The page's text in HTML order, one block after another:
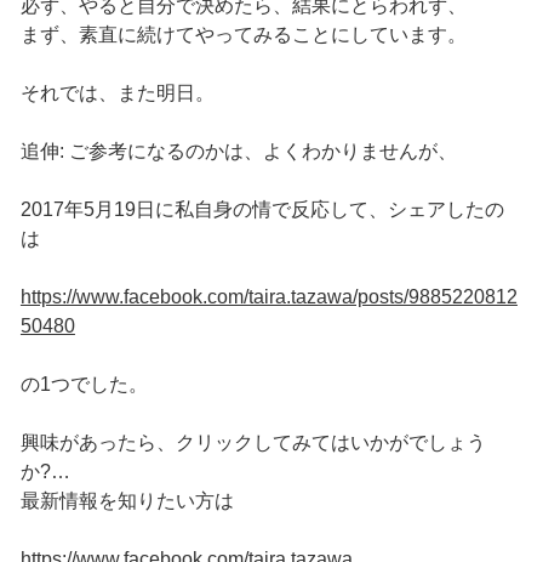
必ず、やると自分で決めたら、結果にとらわれず、
まず、素直に続けてやってみることにしています。
それでは、また明日。
追伸: ご参考になるのかは、よくわかりませんが、
2017年5月19日に私自身の情で反応して、シェアしたの
は
https://www.facebook.com/taira.tazawa/posts/9885220812
50480
の1つでした。
興味があったら、クリックしてみてはいかがでしょう
か?…
最新情報を知りたい方は